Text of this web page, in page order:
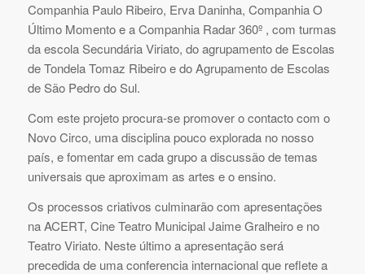
Companhia Paulo Ribeiro, Erva Daninha, Companhia O
Último Momento e a Companhia Radar 360º , com turmas
da escola Secundária Viriato, do agrupamento de Escolas
de Tondela Tomaz Ribeiro e do Agrupamento de Escolas
de São Pedro do Sul.
Com este projeto procura-se promover o contacto com o
Novo Circo, uma disciplina pouco explorada no nosso
país, e fomentar em cada grupo a discussão de temas
universais que aproximam as artes e o ensino.
Os processos criativos culminarão com apresentações
na ACERT, Cine Teatro Municipal Jaime Gralheiro e no
Teatro Viriato. Neste último a apresentação será
precedida de uma conferencia internacional que reflete a